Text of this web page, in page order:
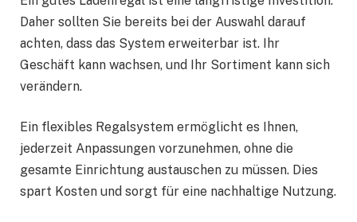
Daher sollten Sie bereits bei der Auswahl darauf
achten, dass das System erweiterbar ist. Ihr
Geschäft kann wachsen, und Ihr Sortiment kann sich
verändern.
Ein flexibles Regalsystem ermöglicht es Ihnen,
jederzeit Anpassungen vorzunehmen, ohne die
gesamte Einrichtung austauschen zu müssen. Dies
spart Kosten und sorgt für eine nachhaltige Nutzung.